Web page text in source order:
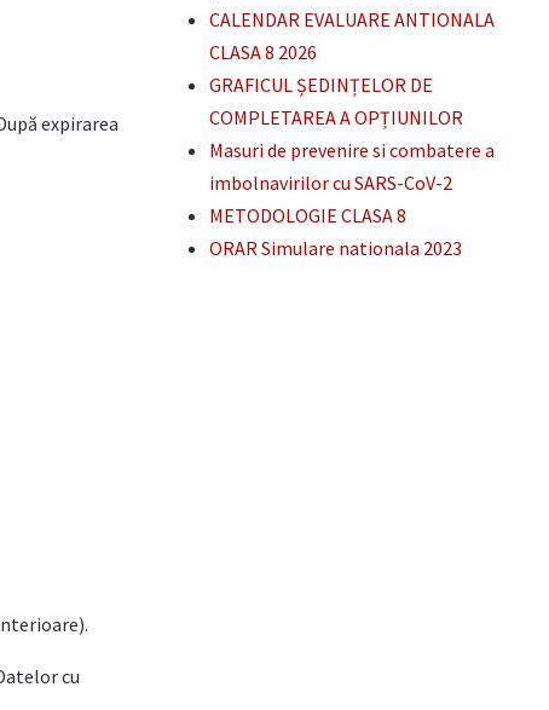
expirarea
cu
CALENDAR EVALUARE ANTIONALA
CLASA 8 2026
GRAFICUL ȘEDINȚELOR DE
COMPLETAREA A OPȚIUNILOR
Masuri de prevenire si combatere a
imbolnavirilor cu SARS-CoV-2
METODOLOGIE CLASA 8
ORAR Simulare nationala 2023